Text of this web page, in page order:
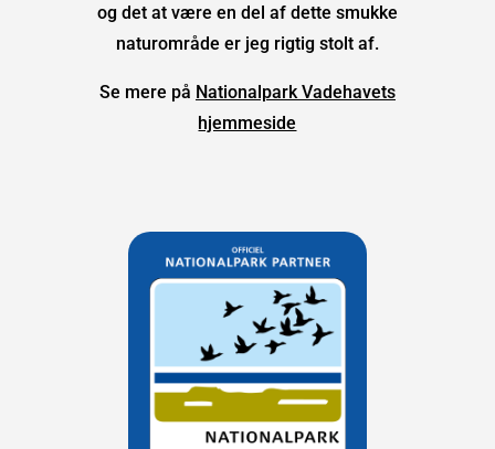
og det at være en del af dette smukke
naturområde er jeg rigtig stolt af.
Se mere på Nationalpark Vadehavets
hjemmeside